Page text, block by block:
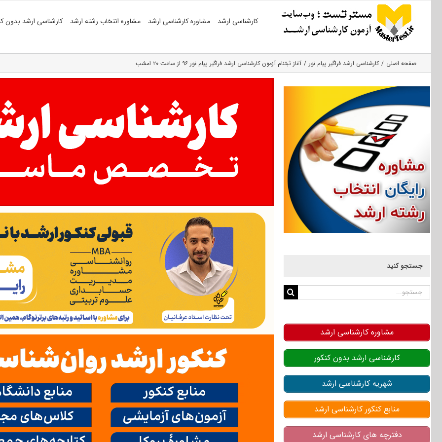
کارشناسی ارشد مشاوره کارشناسی ارشد مشاوره انتخاب رشته ارشد کارشناسی ارشد بدون
صفحه اصلی کارشناسی ارشد فراگیر پیام نور آغاز ثبت‎نام آزمون کارشناسی ارشد فراگیر پیام نور ۹۶ از ساعت ۲۰ امشب
جستجو کنید
جستجو
مشاوره کارشناسی ارشد
کارشناسی ارشد بدون کنکور
شهریه کارشناسی ارشد
منابع کنکور کارشناسی ارشد
دفترچه های کارشناسی ارشد